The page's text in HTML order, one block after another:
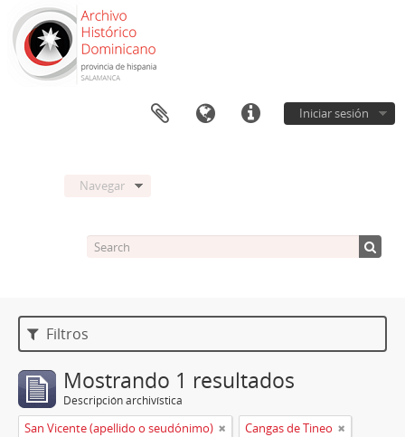
Iniciar sesión
Navegar
Filtros
Mostrando 1 resultados
Descripción archivística
San Vicente (apellido o seudónimo) Cangas de Tineo